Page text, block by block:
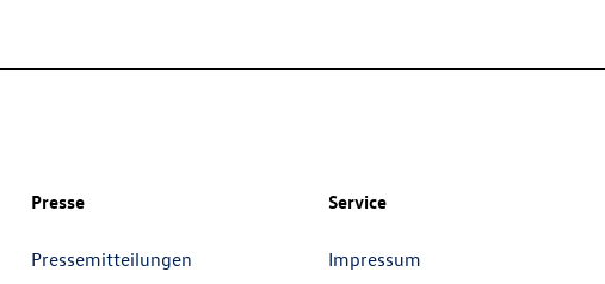
Presse
Pressemitteilungen
Service
Impressum